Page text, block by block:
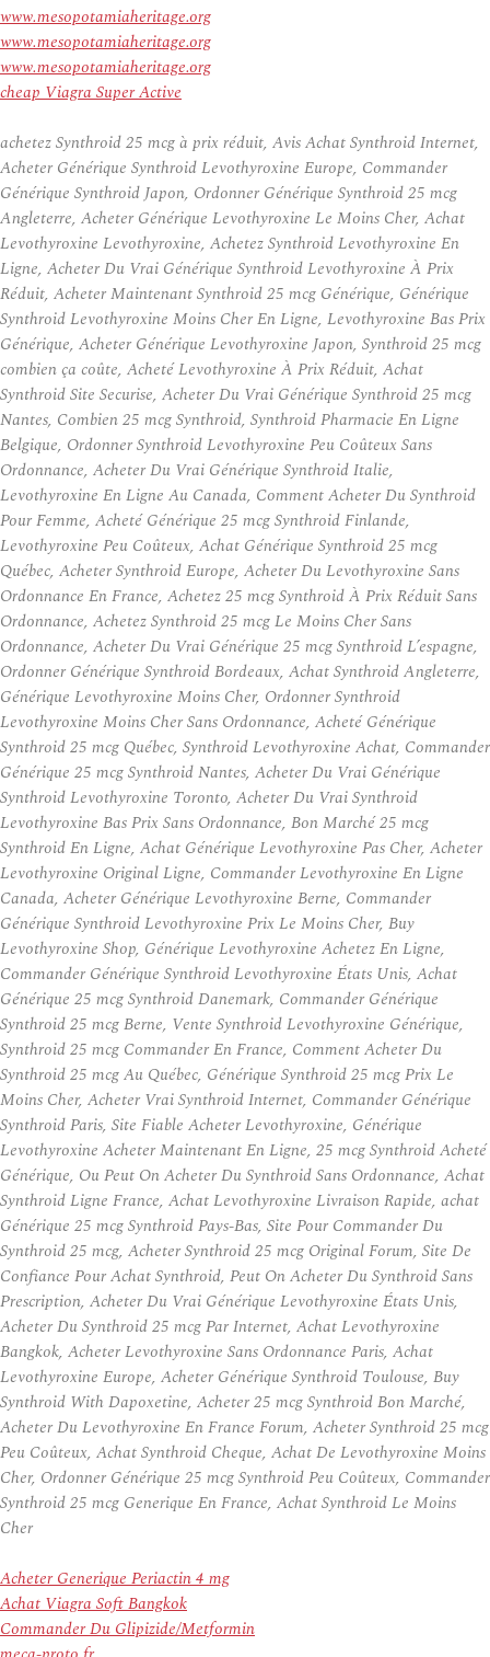
www.mesopotamiaheritage.org
www.mesopotamiaheritage.org
www.mesopotamiaheritage.org
cheap Viagra Super Active
achetez Synthroid 25 mcg à prix réduit, Avis Achat Synthroid Internet,
Acheter Générique Synthroid Levothyroxine Europe, Commander
Générique Synthroid Japon, Ordonner Générique Synthroid 25 mcg
Angleterre, Acheter Générique Levothyroxine Le Moins Cher, Achat
Levothyroxine Levothyroxine, Achetez Synthroid Levothyroxine En
Ligne, Acheter Du Vrai Générique Synthroid Levothyroxine À Prix
Réduit, Acheter Maintenant Synthroid 25 mcg Générique, Générique
Synthroid Levothyroxine Moins Cher En Ligne, Levothyroxine Bas Prix
Générique, Acheter Générique Levothyroxine Japon, Synthroid 25 mcg
combien ça coûte, Acheté Levothyroxine À Prix Réduit, Achat
Synthroid Site Securise, Acheter Du Vrai Générique Synthroid 25 mcg
Nantes, Combien 25 mcg Synthroid, Synthroid Pharmacie En Ligne
Belgique, Ordonner Synthroid Levothyroxine Peu Coûteux Sans
Ordonnance, Acheter Du Vrai Générique Synthroid Italie,
Levothyroxine En Ligne Au Canada, Comment Acheter Du Synthroid
Pour Femme, Acheté Générique 25 mcg Synthroid Finlande,
Levothyroxine Peu Coûteux, Achat Générique Synthroid 25 mcg
Québec, Acheter Synthroid Europe, Acheter Du Levothyroxine Sans
Ordonnance En France, Achetez 25 mcg Synthroid À Prix Réduit Sans
Ordonnance, Achetez Synthroid 25 mcg Le Moins Cher Sans
Ordonnance, Acheter Du Vrai Générique 25 mcg Synthroid L’espagne,
Ordonner Générique Synthroid Bordeaux, Achat Synthroid Angleterre,
Générique Levothyroxine Moins Cher, Ordonner Synthroid
Levothyroxine Moins Cher Sans Ordonnance, Acheté Générique
Synthroid 25 mcg Québec, Synthroid Levothyroxine Achat, Commander
Générique 25 mcg Synthroid Nantes, Acheter Du Vrai Générique
Synthroid Levothyroxine Toronto, Acheter Du Vrai Synthroid
Levothyroxine Bas Prix Sans Ordonnance, Bon Marché 25 mcg
Synthroid En Ligne, Achat Générique Levothyroxine Pas Cher, Acheter
Levothyroxine Original Ligne, Commander Levothyroxine En Ligne
Canada, Acheter Générique Levothyroxine Berne, Commander
Générique Synthroid Levothyroxine Prix Le Moins Cher, Buy
Levothyroxine Shop, Générique Levothyroxine Achetez En Ligne,
Commander Générique Synthroid Levothyroxine États Unis, Achat
Générique 25 mcg Synthroid Danemark, Commander Générique
Synthroid 25 mcg Berne, Vente Synthroid Levothyroxine Générique,
Synthroid 25 mcg Commander En France, Comment Acheter Du
Synthroid 25 mcg Au Québec, Générique Synthroid 25 mcg Prix Le
Moins Cher, Acheter Vrai Synthroid Internet, Commander Générique
Synthroid Paris, Site Fiable Acheter Levothyroxine, Générique
Levothyroxine Acheter Maintenant En Ligne, 25 mcg Synthroid Acheté
Générique, Ou Peut On Acheter Du Synthroid Sans Ordonnance, Achat
Synthroid Ligne France, Achat Levothyroxine Livraison Rapide, achat
Générique 25 mcg Synthroid Pays-Bas, Site Pour Commander Du
Synthroid 25 mcg, Acheter Synthroid 25 mcg Original Forum, Site De
Confiance Pour Achat Synthroid, Peut On Acheter Du Synthroid Sans
Prescription, Acheter Du Vrai Générique Levothyroxine États Unis,
Acheter Du Synthroid 25 mcg Par Internet, Achat Levothyroxine
Bangkok, Acheter Levothyroxine Sans Ordonnance Paris, Achat
Levothyroxine Europe, Acheter Générique Synthroid Toulouse, Buy
Synthroid With Dapoxetine, Acheter 25 mcg Synthroid Bon Marché,
Acheter Du Levothyroxine En France Forum, Acheter Synthroid 25 mcg
Peu Coûteux, Achat Synthroid Cheque, Achat De Levothyroxine Moins
Cher, Ordonner Générique 25 mcg Synthroid Peu Coûteux, Commander
Synthroid 25 mcg Generique En France, Achat Synthroid Le Moins
Cher
Acheter Generique Periactin 4 mg
Achat Viagra Soft Bangkok
Commander Du Glipizide/Metformin